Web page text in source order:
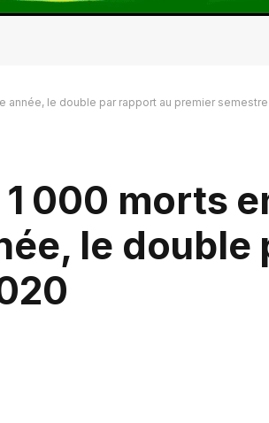
année, le double par rapport au premier
000 morts
le double